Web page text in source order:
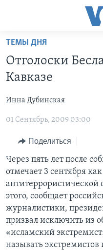
Перейти
основной
контент
навигации
Перейти
поиск
НОВОСТИ ЗА МИНУТУ
ИТОГИ
ПОЧЕМУ ЭТО ВАЖНО?
ДИСКУССИЯ VOA
ДЕТАЛИ
НЬЮ-ЙОРК NEW YORK
АМЕРИКА. БОЛЬШОЕ
УЧИМ АНГЛИЙСКИЙ
НАША АМЕРИКАНСКАЯ
А КАК В АМЕРИКЕ?
АРТЕФАКТЫ
АМЕРИКАНСКИЕ
ТЕСТЫ
ЭКСПЕРТИЗА
ИНТЕРВЬЮ
ФАКТЫ ПРОТИВ ФЕЙКОВ
ЗА СВОБОДУ ПРЕССЫ
УЧИМ АНГЛИЙСКИЙ
ВИДЕО
ПОДПИСКА НА
Learning English
ТЕМЫ ДНЯ
Отголоски
Кавказе
Инна Дубинская
01 Сентябрь, 2009 03:00
Поделиться
Через пять лет после
отмечает 3 сентября
антитеррористической
этого, сообщает
журналистики,
призвал исключить из
«исламский
называть